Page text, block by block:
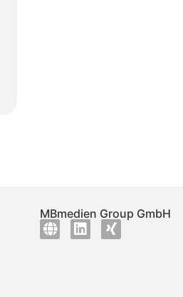
MBmedien Group GmbH